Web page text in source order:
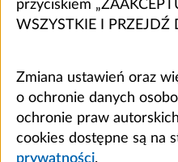
przyciskiem
WSZYSTKIE I PRZEJDŹ
Zmiana ustawień oraz
o ochronie danych
ochronie praw
cookies dostępne są na
prywatności.